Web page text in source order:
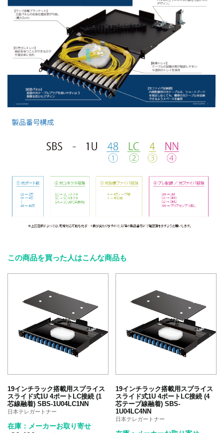
この商品を買った人はこんな商品も
19インチラック搭載用スプライス
スライド式1U 4ポートLC接続 (1
芯線融着) SBS-1U04LC1NN
日本テレガートナー
在庫：メーカーお取り寄せ
19インチラック搭載用スプライス
スライド式1U 4ポートLC接続 (4
芯テープ線融着) SBS-
1U04LC4NN
日本テレガートナー